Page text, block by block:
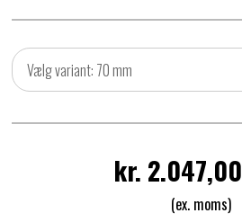
Vælg variant: 70 mm
kr. 2.047,00
(ex. moms)